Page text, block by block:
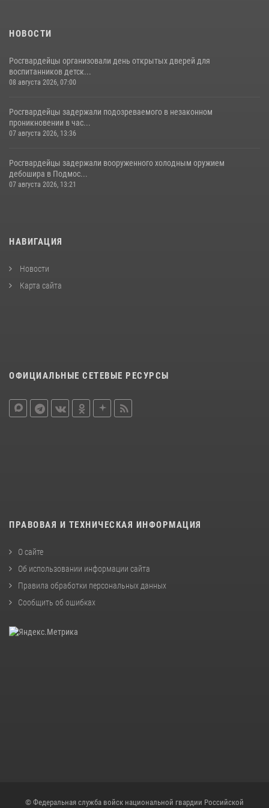
НОВОСТИ
Росгвардейцы организовали день открытых дверей для
воспитанников детск...
08 августа 2026, 07:00
Росгвардейцы задержали подозреваемого в незаконном
проникновении в час...
07 августа 2026, 13:36
Росгвардейцы задержали вооруженного холодным оружием
дебошира в Подмос...
07 августа 2026, 13:21
НАВИГАЦИЯ
Новости
Карта сайта
ОФИЦИАЛЬНЫЕ СЕТЕВЫЕ РЕСУРСЫ
ПРАВОВАЯ И ТЕХНИЧЕСКАЯ ИНФОРМАЦИЯ
О сайте
Об использовании информации сайта
Правила обработки персональных данных
Сообщить об ошибках
© Федеральная служба войск национальной гвардии Российской